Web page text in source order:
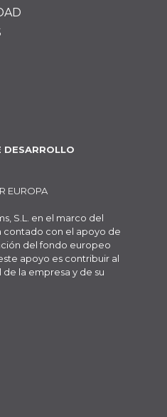
DESARROLLO
EUROPA
S.L. en el marco del
contado con el apoyo de
del fondo europeo
apoyo es contribuir al
la empresa y de su